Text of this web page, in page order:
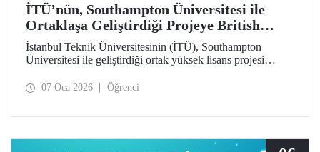
İTÜ’nün, Southampton Üniversitesi ile
Ortaklaşa Geliştirdiği Projeye British
Council’den Destek
İstanbul Teknik Üniversitesinin (İTÜ), Southampton
Üniversitesi ile geliştirdiği ortak yüksek lisans projesi
07 Oca 2026 Öğrenci